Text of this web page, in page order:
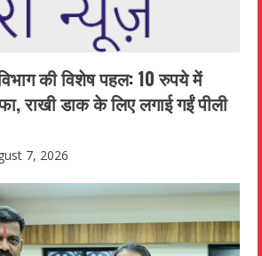
की विशेष पहल: 10 रुपये में
राखी डाक के लिए लगाई गईं पीली
7, 2026